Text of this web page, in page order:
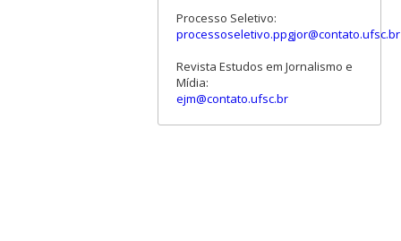
Processo Seletivo:
processoseletivo.ppgjor@contato.ufsc.br
Revista Estudos em Jornalismo e
Mídia:
ejm@contato.ufsc.br